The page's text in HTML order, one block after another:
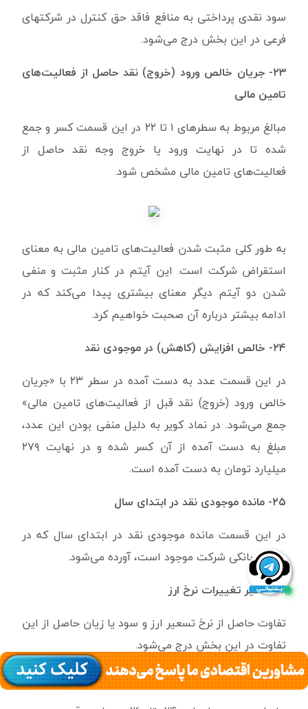
سود نقدی پرداختی به منافع فاقد حق کنترل در شرکتهای
فرعی در این بخش درج می‌شود.
۲۳- جریان خالص ورود (خروج) نقد حاصل از فعالیت‌های
تامین مالی
مبالغ مربوط به سطرهای ۱ تا ۲۲ در این قسمت کسر و جمع
شده تا در نهایت ورود یا خروج وجه نقد حاصل از
فعالیت‌های تامین مالی مشخص شود.
به طور کلی مثبت شدن فعالیت‌های تامین مالی به معنای
استقراض شرکت است. این آیتم در کنار مثبت و منفی
شدن دو آیتم دیگر معنای بیشتری پیدا می‌کند که در
ادامه بیشتر درباره آن صحبت خواهیم کرد.
۲۴- خالص افزایش (کاهش) در موجودی نقد
در این قسمت عدد به دست آمده در سطر ۲۳ با «جریان
خالص ورود (خروج) نقد قبل از فعالیت‌های تامین مالی»
جمع می‌شود. در نماد کویر به دلیل منفی بودن این عدد،
مبلغ به دست آمده از آن کسر شده و در نهایت ۲۷۹
میلیارد تومان به دست آمده است.
۲۵- مانده موجودی نقد در ابتدای سال
در این قسمت مانده موجودی نقد در ابتدای سال که در
حساب بانکی شرکت موجود است، آورده می‌شود.
۲۶- تاثیر تغییرات نرخ ارز
تفاوت حاصل از نرخ تسعیر ارز و سود یا زیان حاصل از این
تفاوت در این بخش درج می‌شود.
۲۷- مانده موجودی نقد در پایان سال